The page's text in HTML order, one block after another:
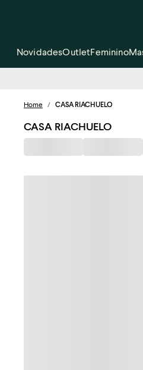
NovidadesOutletFeminino
Home / CASA RIACHUELO
CASA RIACHUELO